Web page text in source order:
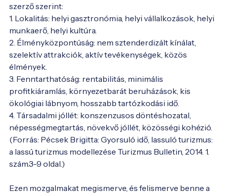
szerző szerint:
1. Lokalitás: helyi gasztronómia, helyi vállalkozások, helyi
munkaerő, helyi kultúra.
2. Élményközpontúság: nem sztenderdizált kínálat,
szelektív attrakciók, aktív tevékenységek, közös
élmények.
3. Fenntarthatóság: rentabilitás, minimális
profitkiáramlás, környezetbarát beruházások, kis
ökológiai lábnyom, hosszabb tartózkodási idő.
4. Társadalmi jóllét: konszenzusos döntéshozatal,
népességmegtartás, növekvő jóllét, közösségi kohézió.
(Forrás: Pécsek Brigitta: Gyorsuló idő, lassuló turizmus:
a lassú turizmus modellezése Turizmus Bulletin, 2014. 1.
szám.3-9 oldal.)
Ezen mozgalmakat megismerve, és felismerve benne a